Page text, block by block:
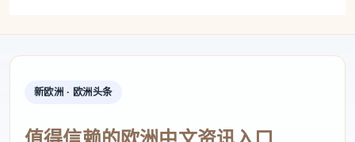
雪地轮胎等防滑设施；注意雨雪、冻害、大雾等不利
天气；避免疲劳和酒后驾驶，警惕“好心人”佯装提醒
车况异常而实施盗窃，提防行车途中砸窗抢劫；停车
新欧洲 · 欧洲头条